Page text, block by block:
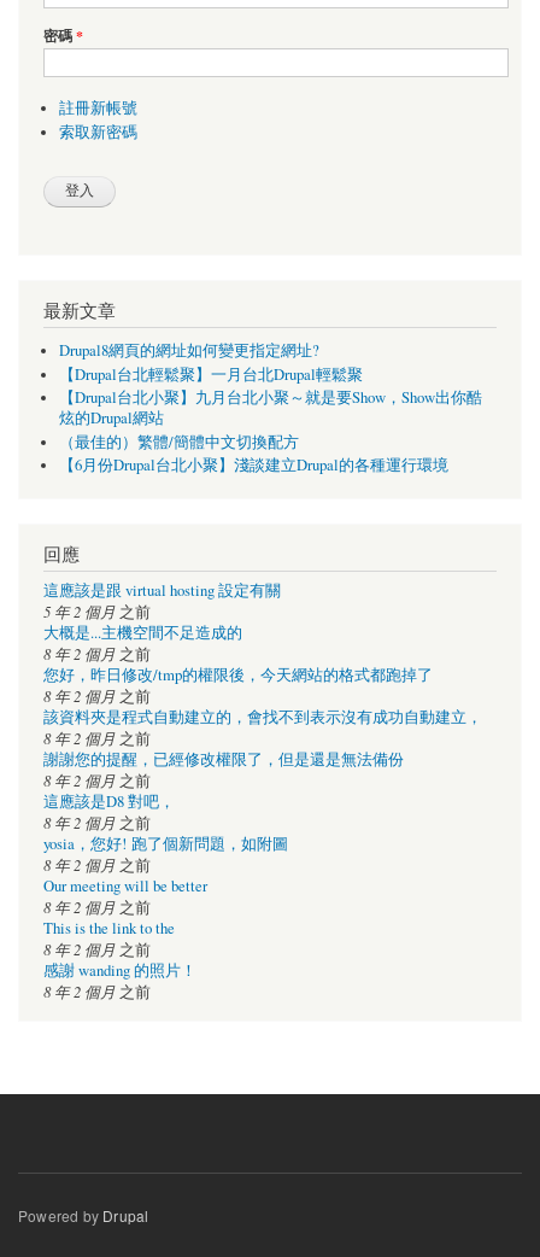
密碼*
註冊新帳號
索取新密碼
最新文章
Drupal8網頁的網址如何變更指定網址?
【Drupal台北輕鬆聚】一月台北Drupal輕鬆聚
【Drupal台北小聚】九月台北小聚～就是要Show，Show出你酷
炫的Drupal網站
（最佳的）繁體/簡體中文切換配方
【6月份Drupal台北小聚】淺談建立Drupal的各種運行環境
回應
這應該是跟 virtual hosting 設定有關
5 年 2 個月 之前
大概是...主機空間不足造成的
8 年 2 個月 之前
您好，昨日修改/tmp的權限後，今天網站的格式都跑掉了
8 年 2 個月 之前
該資料夾是程式自動建立的，會找不到表示沒有成功自動建立，
8 年 2 個月 之前
謝謝您的提醒，已經修改權限了，但是還是無法備份
8 年 2 個月 之前
這應該是D8 對吧，
8 年 2 個月 之前
yosia，您好! 跑了個新問題，如附圖
8 年 2 個月 之前
Our meeting will be better
8 年 2 個月 之前
This is the link to the
8 年 2 個月 之前
感謝 wanding 的照片！
8 年 2 個月 之前
Powered by Drupal